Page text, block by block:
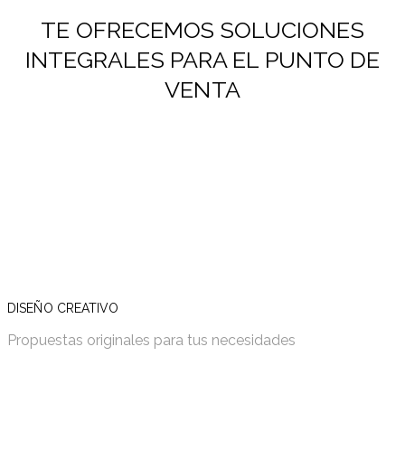
TE OFRECEMOS SOLUCIONES
INTEGRALES PARA EL PUNTO DE
VENTA
DISEÑO CREATIVO
Propuestas originales para tus necesidades